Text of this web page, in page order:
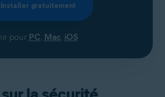
Installer gratuitement
pour PC, Mac, iOS